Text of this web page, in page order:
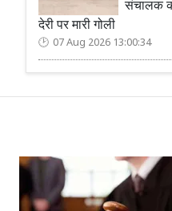
संचालक
देरी पर मारी गोली
07 Aug 2026 13:00:34